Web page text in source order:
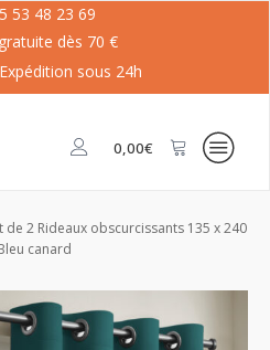
53 48 23 69
dès 70 €
sous 24h
0,00€
2 Rideaux obscurcissants 135 x 240
canard